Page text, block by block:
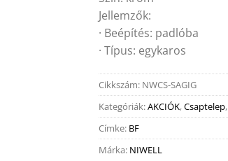
Jellemzők:
· Beépítés: padlóba
· Típus: egykaros
Cikkszám: NWCS-SAGIG
Kategóriák:AKCIÓK,Csaptelep,
Címke: BF
Márka: NIWELL